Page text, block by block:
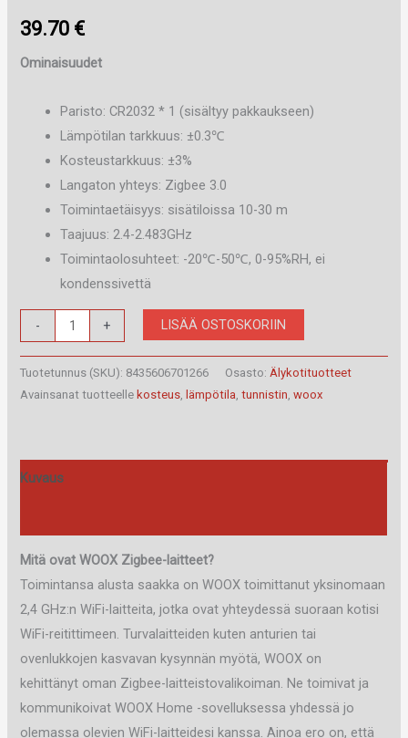
39.70 €
Ominaisuudet
Paristo: CR2032 * 1 (sisältyy pakkaukseen)
Lämpötilan tarkkuus: ±0.3℃
Kosteustarkkuus: ±3%
Langaton yhteys: Zigbee 3.0
Toimintaetäisyys: sisätiloissa 10-30 m
Taajuus: 2.4-2.483GHz
Toimintaolosuhteet: -20℃-50℃, 0-95%RH, ei
kondenssivettä
-
R7048
KOSTEUDEN
JA
ZIGBEE
+ LISÄÄ OSTOSKORIIN
Tuotetunnus (SKU): 8435606701266 Osasto:Älykotituotteet
Avainsanat tuotteelle kosteus, lämpötila,tunnistin,woox
Kuvaus
Mitä ovat WOOX Zigbee-laitteet?
Toimintansa alusta saakka on WOOX toimittanut yksinomaan
2,4 GHz:n WiFi-laitteita, jotka ovat yhteydessä suoraan kotisi
WiFi-reitittimeen. Turvalaitteiden kuten anturien tai
ovenlukkojen kasvavan kysynnän myötä, WOOX on
kehittänyt oman Zigbee-laitteistovalikoiman. Ne toimivat ja
kommunikoivat WOOX Home -sovelluksessa yhdessä jo
olemassa olevien WiFi-laitteidesi kanssa. Ainoa ero on, että